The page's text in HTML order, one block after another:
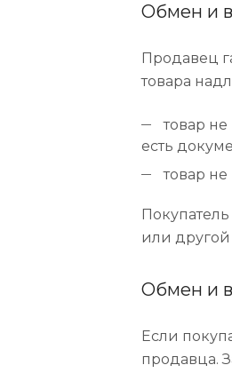
Обмен и
Продавец
товара
товар
есть
товар
или
Обмен и
Если
продавца.